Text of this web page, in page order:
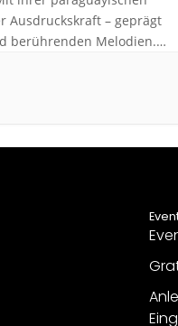
Ausdruckskraft – geprägt
berührenden Melodien.